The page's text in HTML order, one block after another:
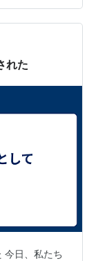
ヒント 美し
イタンは厚い
長期間にわ
（リンク数
れた
今日、私たち